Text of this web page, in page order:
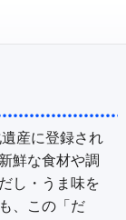
産に登録され
鮮な食材や調
し・うま味を
、この「だ